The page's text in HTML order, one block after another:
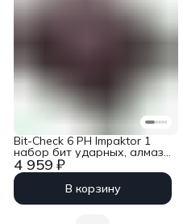
4 959 ₽
Bit-Check 6 PH Impaktor 1
набор бит ударных, алмаз,
6 пр., 1/4&quot; E6.3 Wera
WE-057691
В корзину